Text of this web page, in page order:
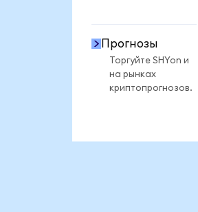
Прогнозы
Торгуйте SHYon и
на рынках
криптопрогнозов.